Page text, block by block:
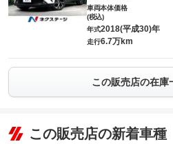
車両本体価格
(税込)
年式2018(平成30)年
走行6.7万km
この販売店の在庫
この販売店の新着車種